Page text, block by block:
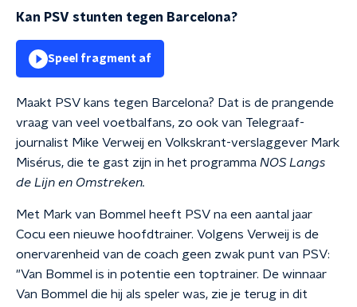
Kan PSV stunten tegen Barcelona?
Speel fragment af
Maakt PSV kans tegen Barcelona? Dat is de prangende
vraag van veel voetbalfans, zo ook van Telegraaf-
journalist Mike Verweij en Volkskrant-verslaggever Mark
Misérus, die te gast zijn in het programma NOS Langs
de Lijn en Omstreken.
Met Mark van Bommel heeft PSV na een aantal jaar
Cocu een nieuwe hoofdtrainer. Volgens Verweij is de
onervarenheid van de coach geen zwak punt van PSV:
"Van Bommel is in potentie een toptrainer. De winnaar
Van Bommel die hij als speler was, zie je terug in dit